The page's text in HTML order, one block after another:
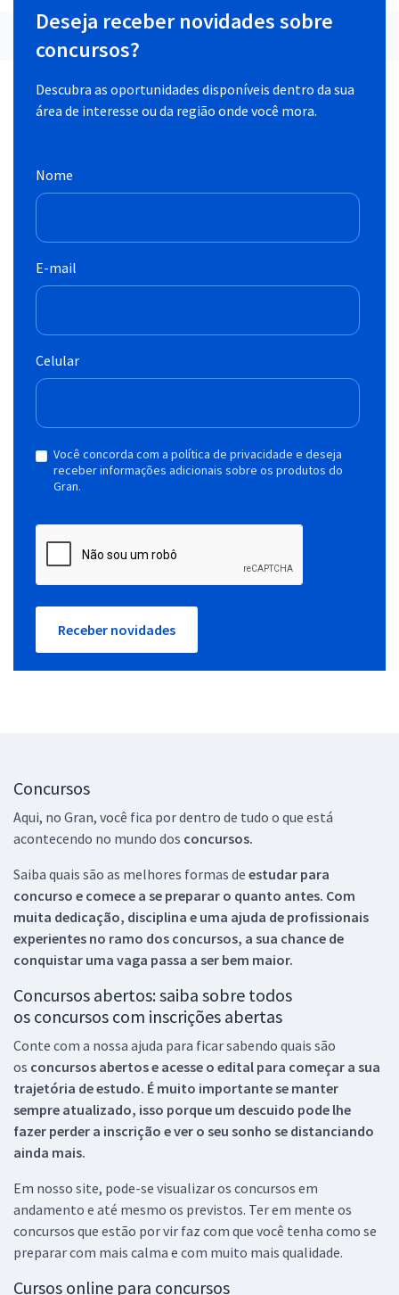
Deseja receber novidades sobre
concursos?
Descubra as oportunidades disponíveis dentro da sua
área de interesse ou da região onde você mora.
Nome
E-mail
Celular
Você concorda com a política de privacidade e deseja
receber informações adicionais sobre os produtos do
Gran.
Receber novidades
Concursos
Aqui, no Gran, você fica por dentro de tudo o que está
acontecendo no mundo dos concursos.
Saiba quais são as melhores formas de estudar para
concurso e comece a se preparar o quanto antes. Com
muita dedicação, disciplina e uma ajuda de profissionais
experientes no ramo dos concursos, a sua chance de
conquistar uma vaga passa a ser bem maior.
Concursos abertos: saiba sobre todos
os concursos com inscrições abertas
Conte com a nossa ajuda para ficar sabendo quais são
os concursos abertos e acesse o edital para começar a sua
trajetória de estudo. É muito importante se manter
sempre atualizado, isso porque um descuido pode lhe
fazer perder a inscrição e ver o seu sonho se distanciando
ainda mais.
Em nosso site, pode-se visualizar os concursos em
andamento e até mesmo os previstos. Ter em mente os
concursos que estão por vir faz com que você tenha como se
preparar com mais calma e com muito mais qualidade.
Cursos online para concursos